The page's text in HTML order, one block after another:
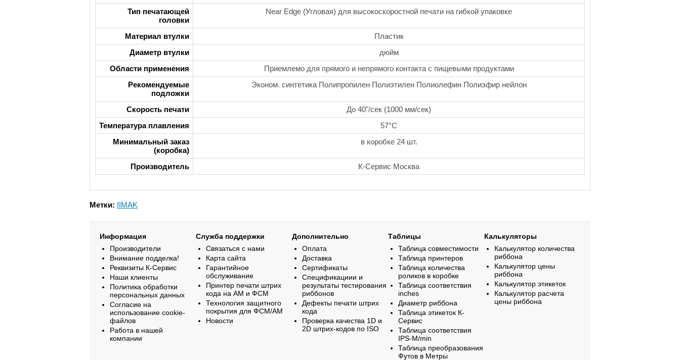
Тип печатающей
головки
Near Edge (Угловая) для высокоскоростной печати на гибкой упаковке
Материал втулки
Пластик
Диаметр втулки
дюйм
Области применения
Приемлемо для прямого и непрямого контакта с пищевыми продуктами
Рекомендуемые
подложки
Эконом. синтетика Полипропилен Полиэтилен Полиолефин Полиэфир нейлон
Скорость печати
До 40"/сек (1000 мм/сек)
Температура плавления
57°C
Минимальный заказ
(коробка)
в коробке 24 шт.
Производитель К-Сервис Москва
Метки: IIMAK
Информация
Производители
Внимание подделка!
Реквизиты К-Сервис
Наши клиенты
Политика обработки
персональных данных
Согласие на
использование cookie-
файлов
Работа в нашей
компании
Служба поддержки
Связаться с нами
Карта сайта
Гарантийное
обслуживание
Принтер печати штрих
кода на АМ и ФСМ
Технология защитного
покрытия для ФСМ/АМ
Новости
Дополнительно
Оплата
Доставка
Сертификаты
Спецификациии и
результаты тестирования
риббонов
Дефекты печати штрих
кода
Проверка качества 1D и
2D штрих-кодов по ISO
Таблицы
Таблица совместимости
Таблица принтеров
Таблица количества
роликов в коробке
Таблица соответствия
inches
Диаметр риббона
Таблица этикеток К-
Сервис
Таблица соответствия
IPS-M/min
Таблица преобразования
Футов в Метры
Калькуляторы
Калькулятор количества
риббона
Калькулятор цены
риббона
Калькулятор этикеток
Калькулятор расчета
цены риббона